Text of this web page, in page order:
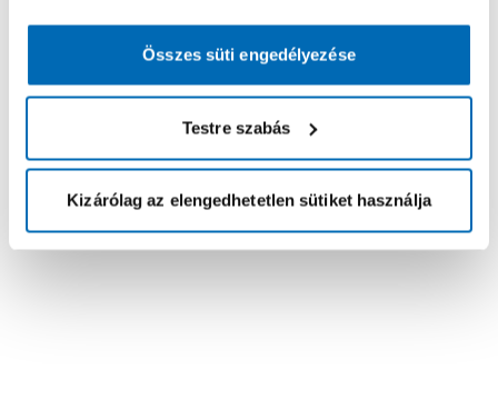
Összes süti engedélyezése
Testre szabás
Kizárólag az elengedhetetlen sütiket használja